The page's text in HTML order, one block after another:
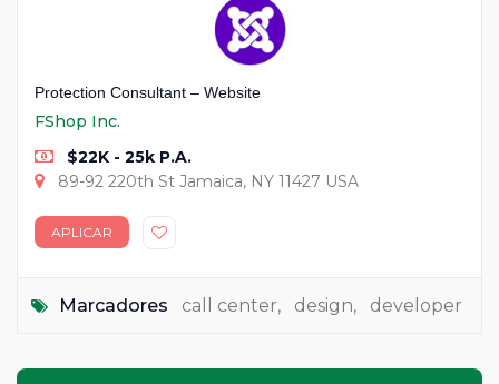
Protection Consultant – Website
FShop Inc.
$22K - 25k P.A.
89-92 220th St Jamaica, NY 11427 USA
APLICAR
Marcadores call center, design, developer